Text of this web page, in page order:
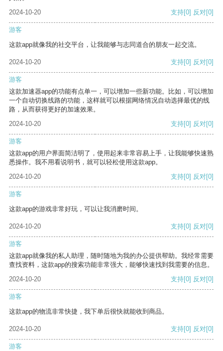
2024-10-20
支持[0] 反对[0]
游客
这款app就像我的社交平台，让我能够与志同道合的朋友一起交流。
2024-10-20 支持[0] 反对[0]
游客
这款加速器app的功能有点单一，可以增加一些新功能。比如，可以增加
一个自动切换线路的功能，这样就可以根据网络情况自动选择最优的线
路，从而获得更好的加速效果。
2024-10-20
支持[0] 反对[0]
游客
这款app的用户界面简洁明了，使用起来非常容易上手，让我能够快速熟
悉操作。我不用看说明书，就可以轻松使用这款app。
2024-10-20
支持[0] 反对[0]
游客
这款app的游戏非常好玩，可以让我消磨时间。
2024-10-20 支持[0] 反对[0]
游客
这款app就像我的私人助理，随时随地为我的办公提供帮助。我经常需要
查找资料，这款app的搜索功能非常强大，能够快速找到我需要的信息。
2024-10-20
支持[0] 反对[0]
游客
这款app的物流非常快捷，我下单后很快就能收到商品。
2024-10-20 支持[0] 反对[0]
游客